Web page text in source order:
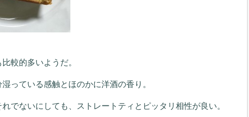
較的多いようだ。
っている感触とほのかに洋酒の香り。
れでないにしても、ストレートティとピッタリ相性が良い。